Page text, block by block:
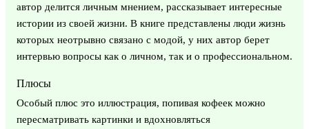
автор делится личным мнением, рассказывает интересные
истории из своей жизни. В книге представлены люди жизнь
которых неотрывно связано с модой, у них автор берет
интервью вопросы как о личном, так и о профессиональном.
Плюсы
Особый плюс это иллюстрация, попивая кофеек можно
пересматривать картинки и вдохновляться